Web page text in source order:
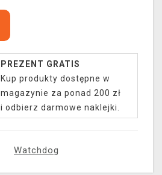
PREZENT GRATIS
Kup produkty dostępne w
magazynie za ponad 200 zł
i odbierz darmowe naklejki.
Watchdog